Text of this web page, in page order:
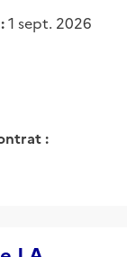
1 sept. 2026
: